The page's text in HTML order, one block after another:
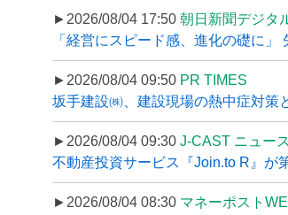
►2026/08/04 17:50 朝日新聞デジタ
「経営にスピード感、進化の礎に
►2026/08/04 09:50 PR TIMES
坂手建設㈱、建設現場の熱中症対策
►2026/08/04 09:30 J-CAST ニュース
不動産投資サービス『Join.to R』が
►2026/08/04 08:30 マネーポスト